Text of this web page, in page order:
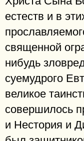
естеств и в
священной
нибудь
суемудрого
великое
совершилось
и Нестория и